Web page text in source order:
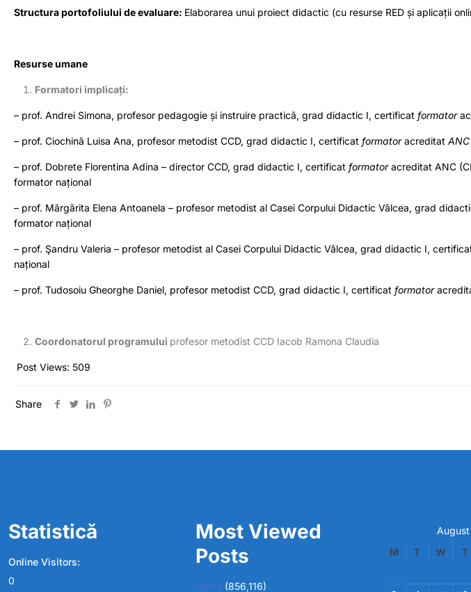
Structura portofoliului de evaluare: Elaborarea unui proiect didactic (cu resurse RED și aplicații
Resurse umane
Formatori implicați:
– prof. Andrei Simona, profesor pedagogie și instruire practică, grad didactic I, certificat formator
– prof. Ciochină Luisa Ana, profesor metodist CCD, grad didactic I, certificat formatoracreditat ANC
– prof. Dobrete Florentina Adina – director CCD, grad didactic I, certificat formatoracreditat ANC
formator național
– prof. Mărgărita Elena Antoanela – profesor metodist al Casei Corpului Didactic Vâlcea, grad
formator național
– prof. Şandru Valeria – profesor metodist al Casei Corpului Didactic Vâlcea, grad didactic I,
național
– prof. Tudosoiu Gheorghe Daniel, profesor metodist CCD, grad didactic I, certificat formator
Coordonatorul programului profesor metodist CCD Iacob Ramona Claudia
Post Views: 509
Share
Statistică
Online Visitors:
0
Most Viewed
Posts
Home (856,116)
M
T W T